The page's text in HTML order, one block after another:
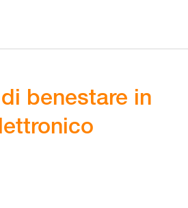
benestare in